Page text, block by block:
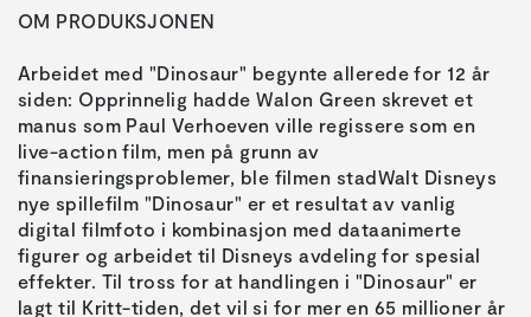
Arbeidet med "Dinosaur" begynte allerede for 12 år
siden: Opprinnelig hadde Walon Green skrevet et
manus som Paul Verhoeven ville regissere som en
live-action film, men på grunn av
finansieringsproblemer, ble filmen stadWalt Disneys
nye spillefilm "Dinosaur" er et resultat av vanlig
digital filmfoto i kombinasjon med dataanimerte
figurer og arbeidet til Disneys avdeling for spesial
effekter. Til tross for at handlingen i "Dinosaur" er
lagt til Kritt-tiden, det vil si for mer en 65 millioner år